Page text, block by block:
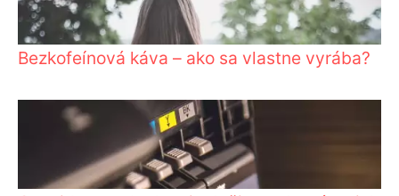
Bezkofeínová káva – ako sa vlastne vyrába?